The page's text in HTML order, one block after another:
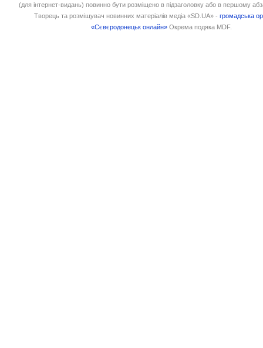
(для інтернет-видань) повинно бути розміщено в підзаголовку або в першому
Творець та розміщувач новинних матеріалів медіа «SD.UA» -громадська
«Сєвєродонецьк онлайн» Окрема подяка MDF.